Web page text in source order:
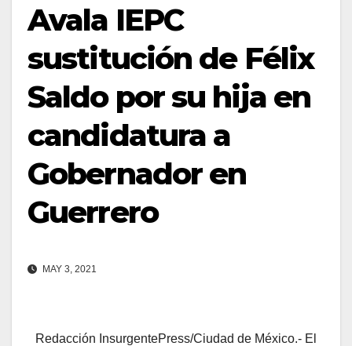
Avala IEPC
sustitución de Félix
Saldo por su hija en
candidatura a
Gobernador en
Guerrero
MAY 3, 2021
Redacción InsurgentePress/Ciudad de México.- El